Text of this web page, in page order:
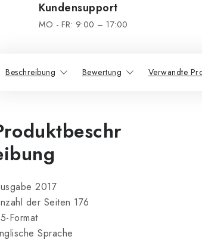
Kundensupport
MO - FR: 9:00 – 17:00
Beschreibung Bewertung Verwandte
2017
der Seiten 176
Format
Sprache